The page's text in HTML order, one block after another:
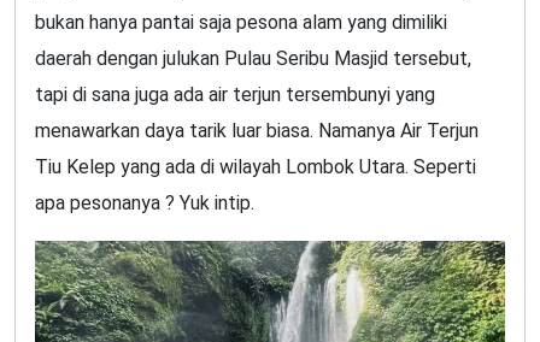
bukan hanya pantai saja pesona alam yang dimiliki
daerah dengan julukan Pulau Seribu Masjid tersebut,
tapi di sana juga ada air terjun tersembunyi yang
menawarkan daya tarik luar biasa. Namanya Air Terjun
Tiu Kelep yang ada di wilayah Lombok Utara. Seperti
apa pesonanya ? Yuk intip.